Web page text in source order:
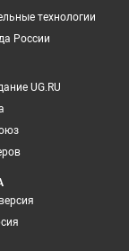
технологии
России
UG.RU